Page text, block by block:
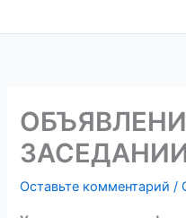
Оставьте комментарий /